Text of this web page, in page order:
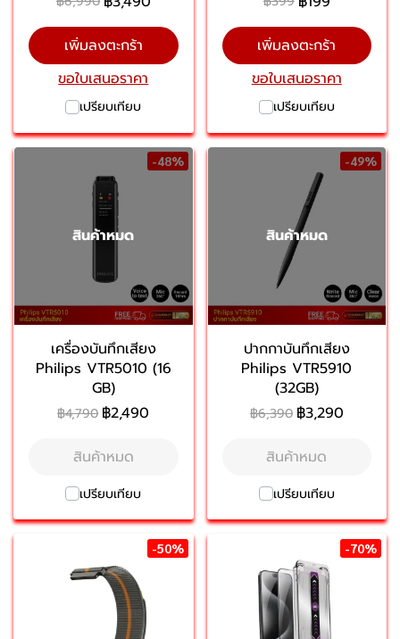
เพิ่มลงตะกร้า
ขอใบเสนอราคา
เปรียบเทียบ
เพิ่มลงตะกร้า
ขอใบเสนอราคา
เปรียบเทียบ
-48%
สินค้าหมด
เครื่องบันทึกเสียง
Philips VTR5010 (16
GB)
฿4,790 ฿2,490
สินค้าหมด
เปรียบเทียบ
-49%
สินค้าหมด
ปากกาบันทึกเสียง
Philips VTR5910
(32GB)
฿6,390 ฿3,290
สินค้าหมด
เปรียบเทียบ
-50% -70%